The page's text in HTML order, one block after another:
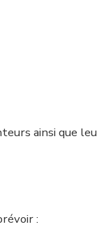
ainsi que
: